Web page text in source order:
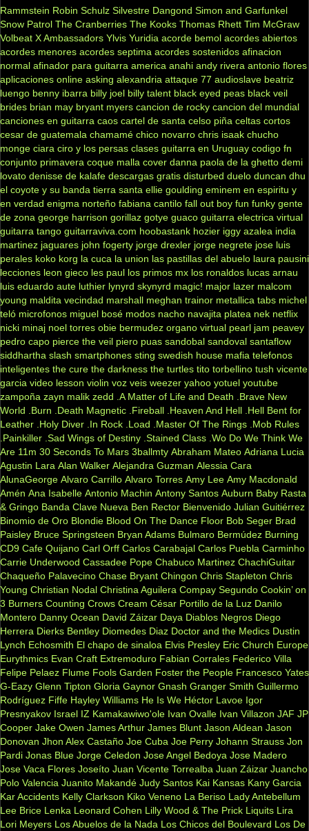
Rammstein Robin Schulz Silvestre Dangond Simon and Garfunkel
Snow Patrol The Cranberries The Kooks Thomas Rhett Tim McGraw
Volbeat X Ambassadors Ylvis Yuridia acorde bemol acordes abiertos
acordes menores acordes septima acordes sostenidos afinacion
normal afinador para guitarra america anahi andy rivera antonio flores
aplicaciones online asking alexandria attaque 77 audioslave beatriz
luengo benny ibarra billy joel billy talent black eyed peas black veil
brides brian may bryant myers cancion de rocky cancion del mundial
canciones en guitarra caos cartel de santa celso piña celtas cortos
cesar de guatemala chamamé chico novarro chris isaak chucho
monge ciara ciro y los persas clases guitarra en Uruguay codigo fn
conjunto primavera coque malla cover danna paola de la ghetto demi
lovato denisse de kalafe descargas gratis disturbed duelo duncan dhu
el coyote y su banda tierra santa ellie goulding eminem en espiritu y
en verdad enigma norteño fabiana cantilo fall out boy fun funky gente
de zona george harrison gorillaz gotye guaco guitarra electrica virtual
guitarra tango guitarraviva.com hoobastank hozier iggy azalea india
martinez jaguares john fogerty jorge drexler jorge negrete jose luis
perales koko korg la cuca la union las pastillas del abuelo laura pausini
lecciones leon gieco les paul los primos mx los ronaldos lucas arnau
luis eduardo aute luthier lynyrd skynyrd magic! major lazer malcom
young maldita vecindad marshall meghan trainor metallica tabs michel
teló microfonos miguel bosé modos nacho navajita platea nek netflix
nicki minaj noel torres obie bermudez organo virtual pearl jam peavey
pedro capo pierce the veil piero puas sandobal sandoval santaflow
siddhartha slash smartphones sting swedish house mafia telefonos
inteligentes the cure the darkness the turtles tito torbellino tush vicente
garcia video lesson violin voz veis weezer yahoo yotuel youtube
zampoña zayn malik zedd .A Matter of Life and Death
.Brave New
World
.Burn .Death Magnetic .Fireball .Heaven And Hell .Hell Bent for
Leather .Holy Diver .In Rock .Load .Master Of The Rings .Mob Rules
.Painkiller .Sad Wings of Destiny .Stained Class .Wo Do We Think We
Are 11m 30 Seconds To Mars 3ballmty Abraham Mateo Adriana Lucia
Agustin Lara Alan Walker Alejandra Guzman Alessia Cara
AlunaGeorge Alvaro Carrillo Alvaro Torres Amy Lee Amy Macdonald
Amén Ana Isabelle Antonio Machin Antony Santos Auburn Baby Rasta
& Gringo Banda Clave Nueva Ben Rector Bienvenido Julian Guitiérrez
Binomio de Oro Blondie Blood On The Dance Floor Bob Seger Brad
Paisley Bruce Springsteen Bryan Adams Bulmaro Bermúdez Burning
CD9 Cafe Quijano Carl Orff Carlos Carabajal Carlos Puebla Carminho
Carrie Underwood Cassadee Pope Chabuco Martinez ChachiGuitar
Chaqueño Palavecino Chase Bryant Chingon Chris Stapleton Chris
Young Christian Nodal Christina Aguilera Compay Segundo Cookin’ on
3 Burners Counting Crows Cream César Portillo de la Luz Danilo
Montero Danny Ocean David Záizar Daya Diablos Negros Diego
Herrera Dierks Bentley Diomedes Diaz Doctor and the Medics Dustin
Lynch Echosmith El chapo de sinaloa Elvis Presley Eric Church Europe
Eurythmics Evan Craft Extremoduro Fabian Corrales Federico Villa
Felipe Pelaez Flume Fools Garden Foster the People Francesco Yates
G-Eazy Glenn Tipton Gloria Gaynor Gnash Granger Smith Guillermo
Rodríguez Fiffe Hayley Williams He Is We Héctor Lavoe Igor
Presnyakov Israel IZ Kamakawiwo'ole Ivan Ovalle Ivan Villazon JAF JP
Cooper Jake Owen James Arthur James Blunt Jason Aldean Jason
Donovan Jhon Alex Castaño Joe Cuba Joe Perry Johann Strauss Jon
Pardi Jonas Blue Jorge Celedon Jose Angel Bedoya Jose Madero
Jose Vaca Flores Joseíto Juan Vicente Torrealba Juan Záizar Juancho
Polo Valencia Juanito Makandé Judy Santos Kai Kansas Kany Garcia
Kar Accidents Kelly Clarkson Kiko Veneno La Beriso Lady Antebellum
Lee Brice Lenka Leonard Cohen Lilly Wood & The Prick Liquits Lira
Lori Meyers Los Abuelos de la Nada Los Chicos del Boulevard Los De